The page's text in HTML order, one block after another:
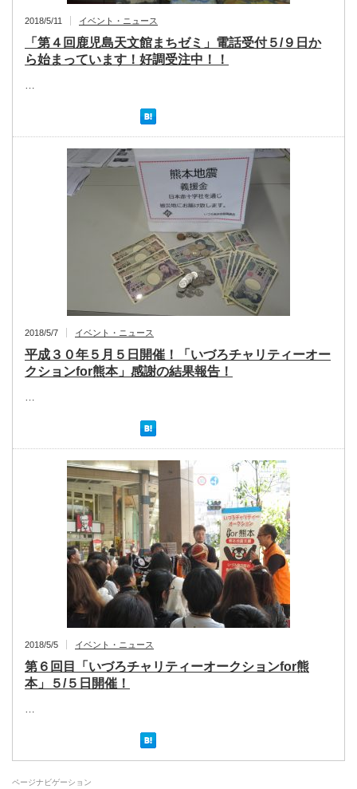
2018/5/11 イベント・ニュース
「第４回鹿児島天文館まちゼミ」電話受付５/９日か
ら始まっています！好調受注中！！
…
2018/5/7 イベント・ニュース
平成３０年５月５日開催！「いづろチャリティーオー
クションfor熊本」感謝の結果報告！
…
2018/5/5 イベント・ニュース
第６回目「いづろチャリティーオークションfor熊
本」５/５日開催！
…
ページナビゲーション